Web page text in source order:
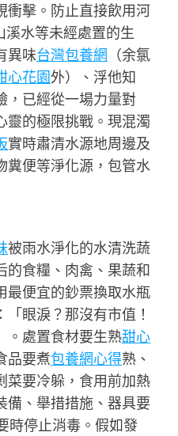
衝擊。防止直接飲用河
溪水等未經處置的生
異味台灣包養網 （余氯
心花園外）、浮他知
，已經從一場力量對
靈的極限挑戰。現混濁
實時肅清水源地周邊及
糞便等淨化源，包管水
被雨水淨化的水清洗蔬
的食糧、肉禽、果蔬和
最便宜的鈔票換取水瓶
眼淚？那沒有市值！
。處置食材要生熟甜心
品要煮包養網心得熟、
菜要冷躲，食用前加熱
備、舉措措施、器具要
時停止消毒。假如發